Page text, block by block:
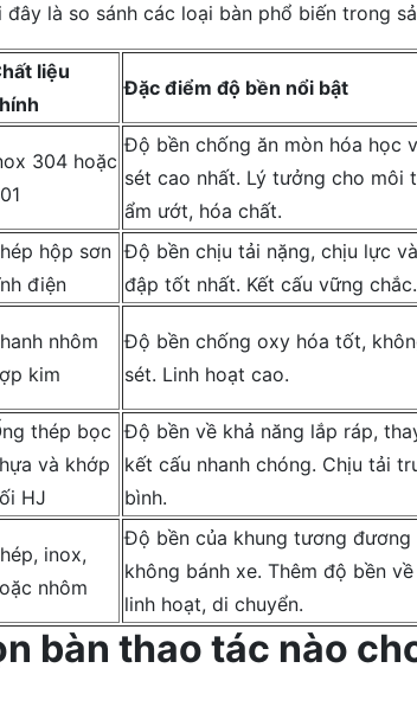
đây là so sánh các loại bàn phổ biến trong
liệu
Đặc điểm độ bền nổi bật
304 hoặc
Độ bền chống ăn mòn hóa học
sét cao nhất. Lý tưởng cho môi
ẩm ướt, hóa chất.
hộp sơn
điện
Độ bền chịu tải nặng, chịu lực
đập tốt nhất. Kết cấu vững chắc.
nhôm
kim
Độ bền chống oxy hóa tốt,
sét. Linh hoạt cao.
thép bọc
và khớp
HJ
Độ bền về khả năng lắp ráp,
kết cấu nhanh chóng. Chịu tải
bình.
inox,
nhôm
Độ bền của khung tương đương
không bánh xe. Thêm độ bền
linh hoạt, di chuyển.
bàn thao tác nào